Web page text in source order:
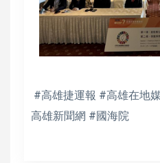
#高雄捷運報 #高雄在地
高雄新聞網 #國海院